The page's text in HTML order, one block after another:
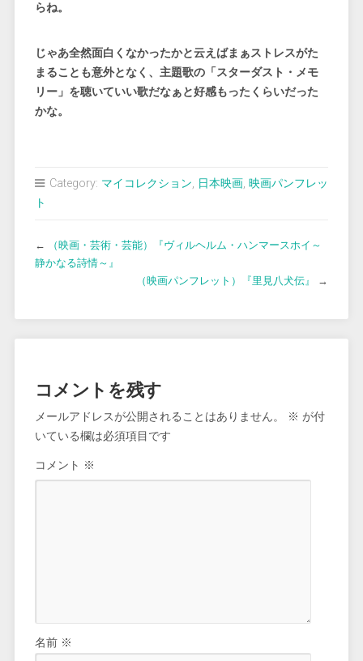
らね。
じゃあ全然面白くなかったかと云えばまぁストレスがた
まることも意外となく、主題歌の「スターダスト・メモ
リー」を聴いていい歌だなぁと好感もったくらいだった
かな。
Category: マイコレクション, 日本映画, 映画パンフレッ
ト
←
（映画・芸術・芸能）『ヴィルヘルム・ハンマースホイ～
静かなる詩情～』
（映画パンフレット）『里見八犬伝』
→
コメントを残す
メールアドレスが公開されることはありません。 ※ が付
いている欄は必須項目です
コメント ※
名前 ※